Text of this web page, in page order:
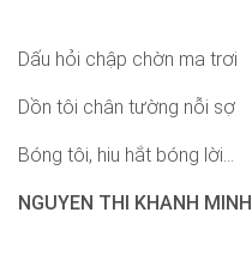
Dấu hỏi chập chờn ma trơi
Dồn tôi chân tường nỗi sợ
Bóng tôi, hiu hắt bóng lời...
NGUYEN THI KHANH MINH